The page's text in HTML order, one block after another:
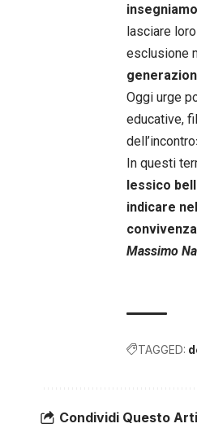
lasciare
esclusione
Oggi urge
educative,
In questi
lessico
indicare
Massimo
TAGGED:
Condividi Questo